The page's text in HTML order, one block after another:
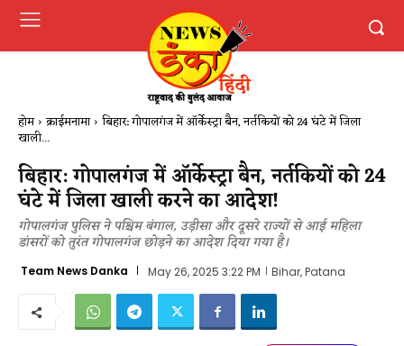
होम क्राईमनामा बिहार: गोपालगंज में ऑर्केस्ट्रा बैन, नर्तकियों को 24 घंटे में जिला
खाली...
बिहार: गोपालगंज में ऑर्केस्ट्रा बैन, नर्तकियों को 24
घंटे में जिला खाली करने का आदेश!
गोपालगंज पुलिस ने पश्चिम बंगाल, उड़ीसा और दूसरे राज्यों से आई महिला
डांसरों को तुरंत गोपालगंज छोड़ने का आदेश दिया गया है।
Team News Danka May 26, 2025 3:22 PM Bihar, Patana